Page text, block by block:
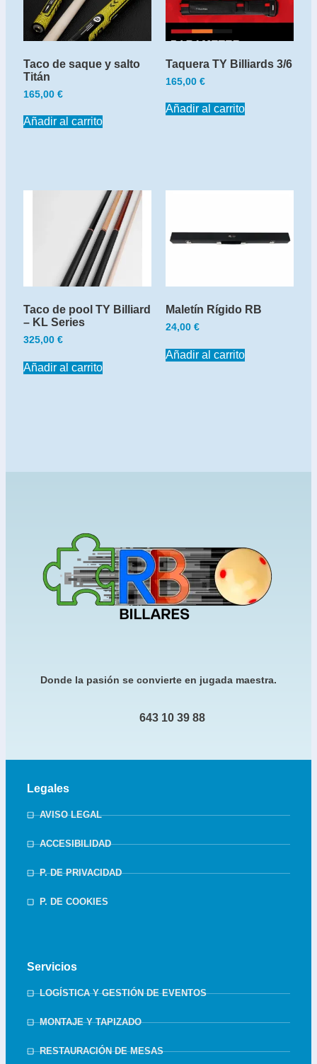
Taco de saque y salto
Titán
165,00 €
Añadir al carrito
Taquera TY Billiards 3/6
165,00 €
Añadir al carrito
Taco de pool TY Billiard
– KL Series
325,00 €
Añadir al carrito
Maletín Rígido RB
24,00 €
Añadir al carrito
Donde la pasión se convierte en jugada maestra.
643 10 39 88
Legales
AVISO LEGAL
ACCESIBILIDAD
P. DE PRIVACIDAD
P. DE COOKIES
Servicios
LOGÍSTICA Y GESTIÓN DE EVENTOS
MONTAJE Y TAPIZADO
RESTAURACIÓN DE MESAS